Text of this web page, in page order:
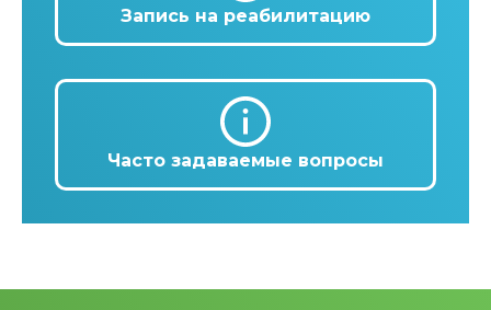
Запись на реабилитацию
Часто задаваемые вопросы